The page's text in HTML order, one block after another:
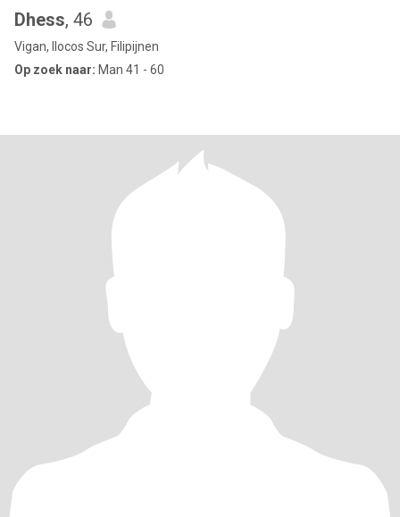
Dhess, 46
Vigan, Ilocos Sur, Filipijnen
Op zoek naar: Man 41 - 60